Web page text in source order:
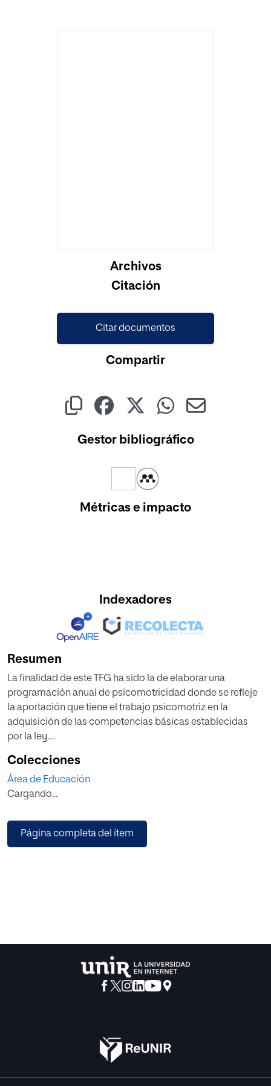
Archivos
Citación
Citar documentos
Compartir
Gestor bibliográfico
Métricas e impacto
Indexadores
Resumen
La finalidad de este TFG ha sido la de elaborar una
programación anual de psicomotricidad donde se refleje
la aportación que tiene el trabajo psicomotriz en la
adquisición de las competencias básicas establecidas
por la ley.
aportamos los conocimientos, habilidades y actitudes
necesarias para adquirir las competencias básicas, dentro
de un ambiente de juego óptimo y enriquecedor.
consideramos que ayudan a la adquisición de dichas
competencias.
Colecciones
Área de Educación
Cargando...
Página completa del ítem